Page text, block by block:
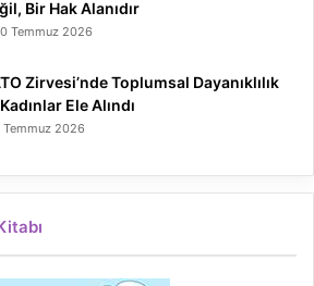
Bir Hak Alanıdır
Temmuz 2026
Zirvesi’nde Toplumsal Dayanıklılık
Ele Alındı
Temmuz 2026